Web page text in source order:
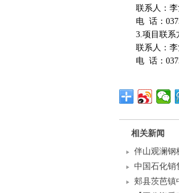
联系人：
电 话：
3.项目联系
联系人：
电 话：
相关新闻
伴山观澜
中国石化
郏县茨芭镇